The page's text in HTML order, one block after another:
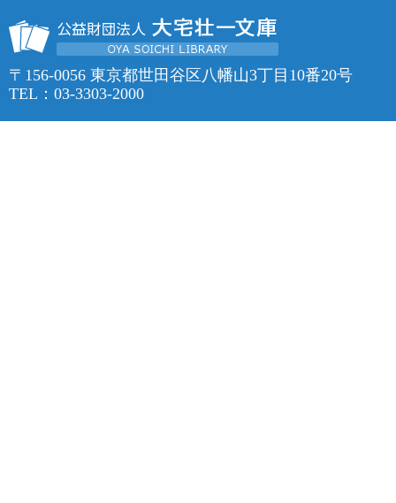
〒156-0056 東京都世田谷区八幡山3丁目10番20号
TEL：03-3303-2000